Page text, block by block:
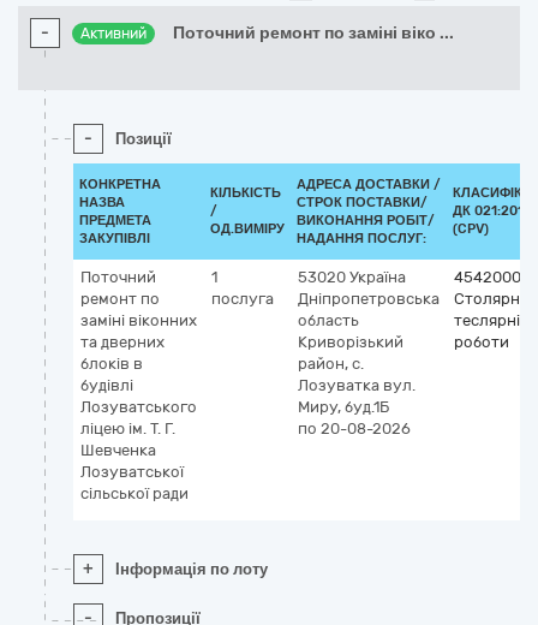
- Активний Поточний ремонт по заміні віко ...
- Позиції
КОНКРЕТНА
НАЗВА
ПРЕДМЕТА
ЗАКУПІВЛІ
КІЛЬКІСТЬ
/
ОД.ВИМІРУ
АДРЕСА ДОСТАВКИ /
СТРОК ПОСТАВКИ/
ВИКОНАННЯ РОБІТ/
НАДАННЯ ПОСЛУГ:
ДК 021:2015
(CPV)
Поточний
ремонт по
заміні віконних
та дверних
блоків в
будівлі
Лозуватського
ліцею ім. Т. Г.
Шевченка
Лозуватської
сільської ради
1
послуга
53020 Україна
Дніпропетровська
область
Криворізький
район, с.
Лозуватка вул.
Миру, буд.1Б
по 20-08-2026
Столярні
теслярні
роботи
+ Інформація по лоту
- Пропозиції